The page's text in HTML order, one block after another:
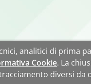
analitici di prima
Cookie. La
diversi da